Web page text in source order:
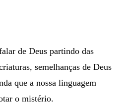
de Deus partindo das
semelhanças de Deus
que a nossa linguagem
o mistério.